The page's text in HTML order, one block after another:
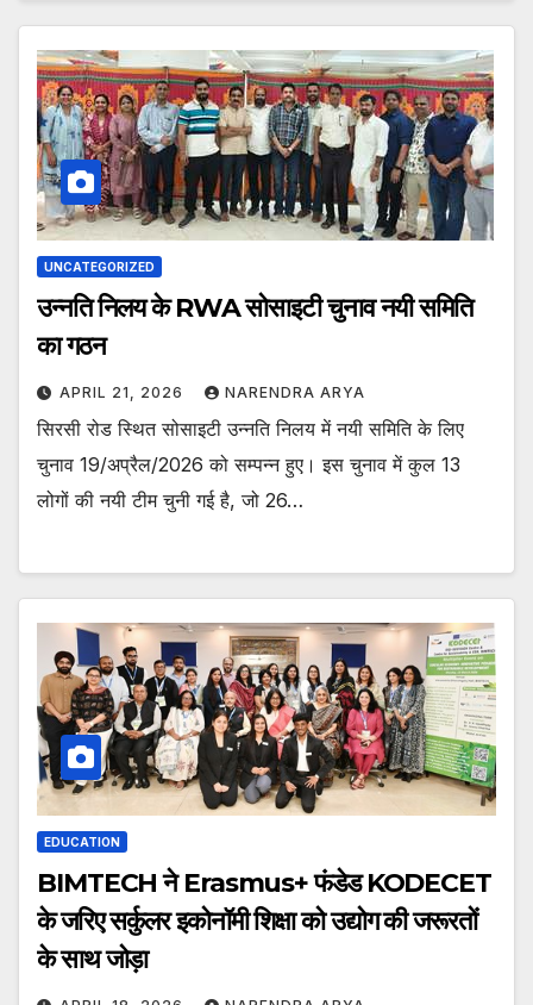
UNCATEGORIZED
उन्नति निलय के RWA सोसाइटी चुनाव नयी समिति
का गठन
APRIL 21, 2026 NARENDRA ARYA
सिरसी रोड स्थित सोसाइटी उन्नति निलय में नयी समिति के लिए
चुनाव 19/अप्रैल/2026 को सम्पन्न हुए। इस चुनाव में कुल 13
लोगों की नयी टीम चुनी गई है, जो 26…
EDUCATION
BIMTECH ने Erasmus+ फंडेड KODECET
के जरिए सर्कुलर इकोनॉमी शिक्षा को उद्योग की जरूरतों
के साथ जोड़ा